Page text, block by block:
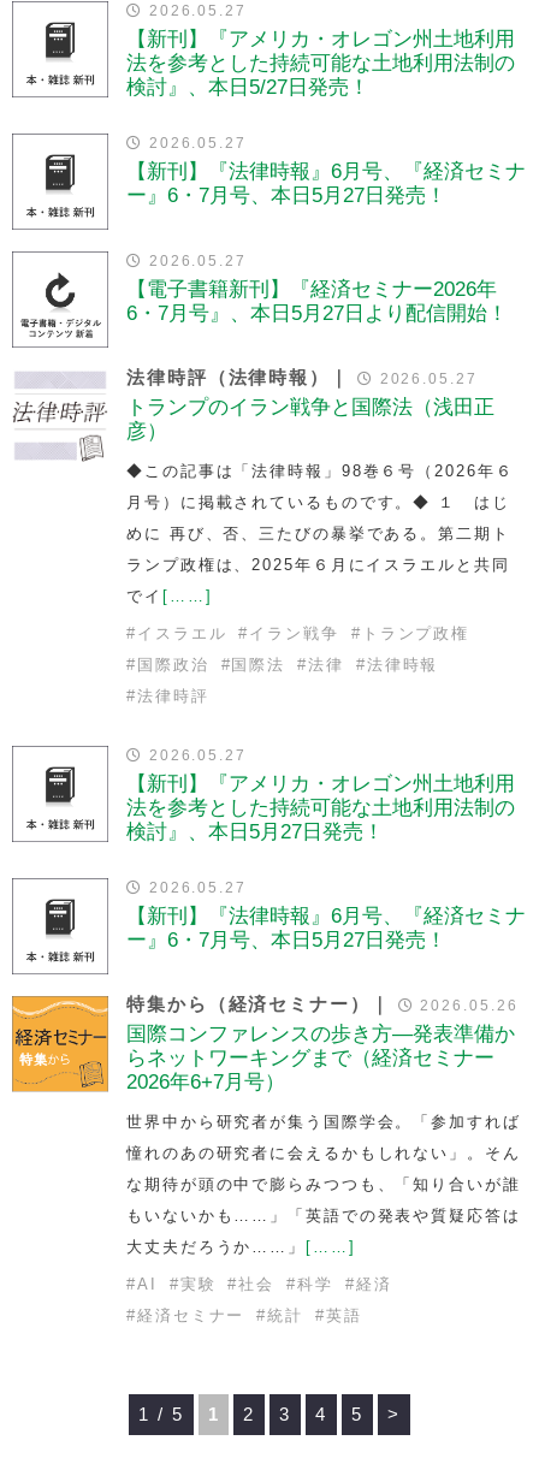
2026.05.27
【新刊】『アメリカ・オレゴン州土地利用
法を参考とした持続可能な土地利用法制の
検討』、本日5/27日発売！
2026.05.27
【新刊】『法律時報』6月号、『経済セミナ
ー』6・7月号、本日5月27日発売！
2026.05.27
【電子書籍新刊】『経済セミナー2026年
6・7月号』、本日5月27日より配信開始！
法律時評（法律時報）｜ 2026.05.27
トランプのイラン戦争と国際法（浅田正
彦）
◆この記事は「法律時報」98巻６号（2026年６
月号）に掲載されているものです。◆ １ はじ
めに 再び、否、三たびの暴挙である。第二期ト
ランプ政権は、2025年６月にイスラエルと共同
でイ [……]
# イスラエル # イラン戦争 # トランプ政権
# 国際政治 #国際法 #法律 #法律時報
#法律時評
2026.05.27
【新刊】『アメリカ・オレゴン州土地利用
法を参考とした持続可能な土地利用法制の
検討』、本日5月27日発売！
2026.05.27
【新刊】『法律時報』6月号、『経済セミナ
ー』6・7月号、本日5月27日発売！
特集から（経済セミナー）｜ 2026.05.26
国際コンファレンスの歩き方—発表準備か
らネットワーキングまで（経済セミナー
2026年6+7月号）
世界中から研究者が集う国際学会。「参加すれば
憧れのあの研究者に会えるかもしれない」。そん
な期待が頭の中で膨らみつつも、「知り合いが誰
もいないかも……」「英語での発表や質疑応答は
大丈夫だろうか……」 [……]
#AI #実験 #社会 #科学 #経済
#経済セミナー #統計 #英語
1 / 5 1 2 3 4 5 >